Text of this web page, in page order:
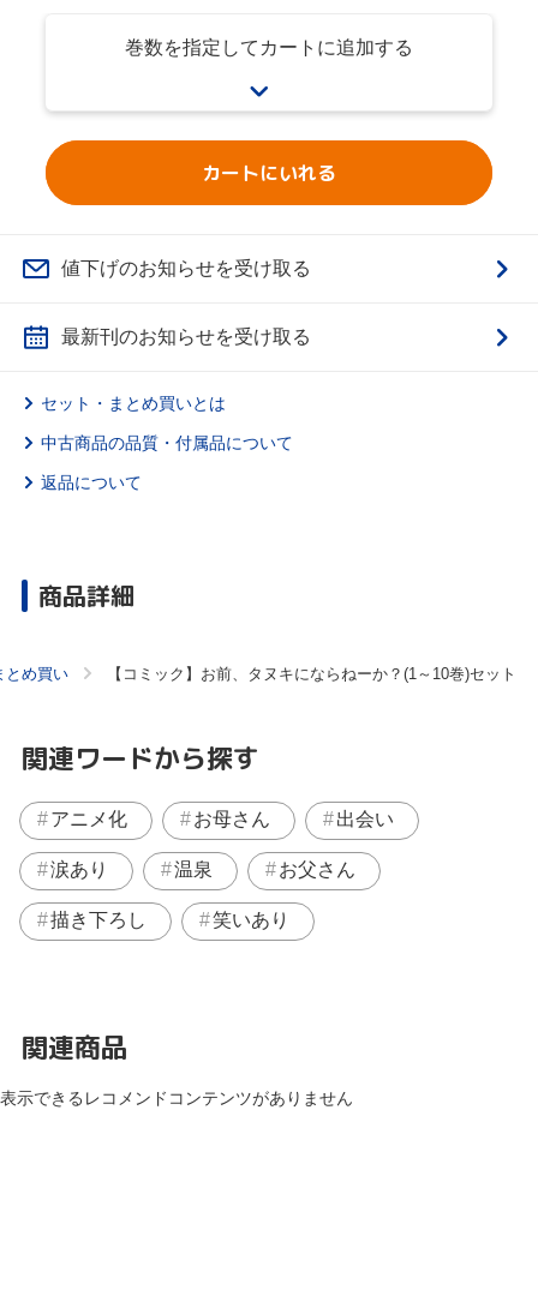
巻数を指定してカートに追加する
カートにいれる
値下げのお知らせを受け取る
最新刊のお知らせを受け取る
セット・まとめ買いとは
中古商品の品質・付属品について
返品について
商品詳細
とめ買い 【コミック】お前、タヌキにならねーか？(1～10巻)セット
関連ワードから探す
アニメ化 お母さん 出会い
涙あり 温泉 お父さん
描き下ろし 笑いあり
関連商品
表示できるレコメンドコンテンツがありません